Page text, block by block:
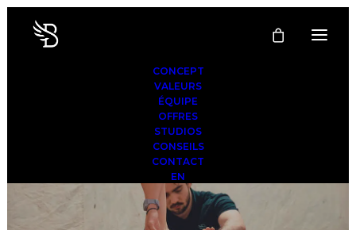
CONCEPT
VALEURS
ÉQUIPE
OFFRES
STUDIOS
CONSEILS
CONTACT
EN